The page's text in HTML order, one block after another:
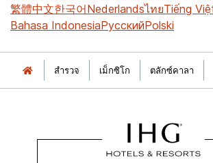
繁體中文한국어NederlandsไทยTiếng
Bahasa IndonesiaРусскийPolski
สำรวจ เม็กซิโก ตลักซ์คาลา